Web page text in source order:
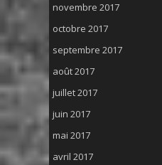
novembre 2017
octobre 2017
septembre 2017
août 2017
juillet 2017
juin 2017
mai 2017
avril 2017